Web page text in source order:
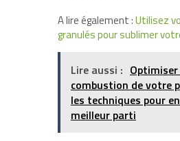
A lire également :Utilisez
granulés pour sublimer
Lire aussi :
combustion de votre
les techniques pour
meilleur parti